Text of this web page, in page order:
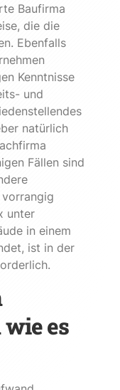
Baufirma
die die
Ebenfalls
Kenntnisse
und
natürlich
Fällen sind
unter
in einem
ist in der
es